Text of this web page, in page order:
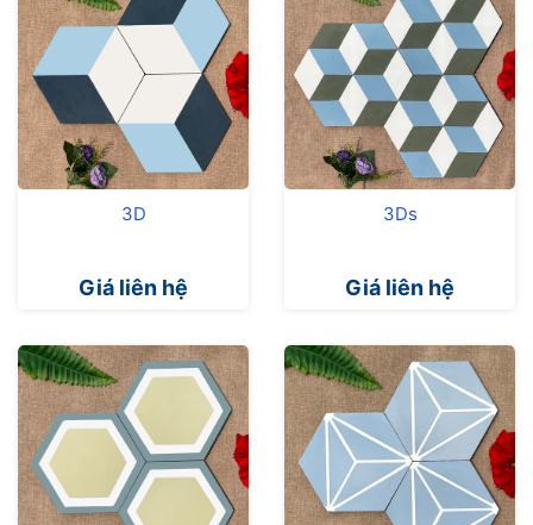
3D
Giá liên hệ
3Ds
Giá liên hệ